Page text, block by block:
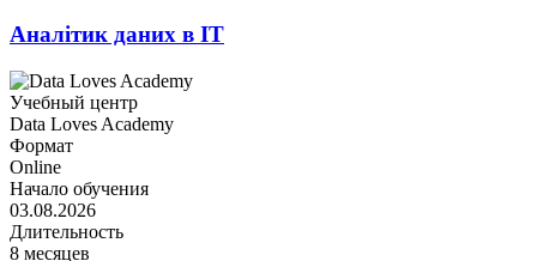
Аналітик даних в IT
Учебный центр
Data Loves Academy
Формат
Online
Начало обучения
03.08.2026
Длительность
8 месяцев